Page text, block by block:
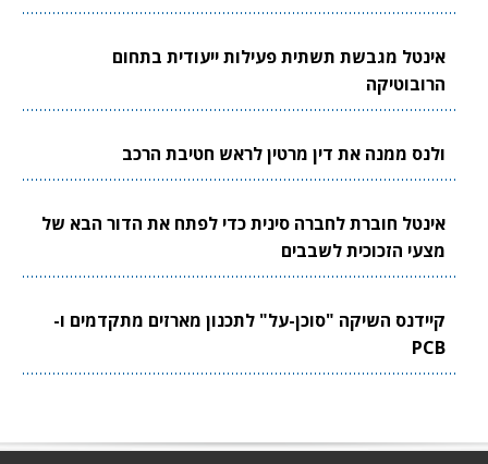
אינטל מגבשת תשתית פעילות ייעודית בתחום
הרובוטיקה
ולנס ממנה את דין מרטין לראש חטיבת הרכב
אינטל חוברת לחברה סינית כדי לפתח את הדור הבא של
מצעי הזכוכית לשבבים
קיידנס השיקה "סוכן-על" לתכנון מארזים מתקדמים ו-
PCB